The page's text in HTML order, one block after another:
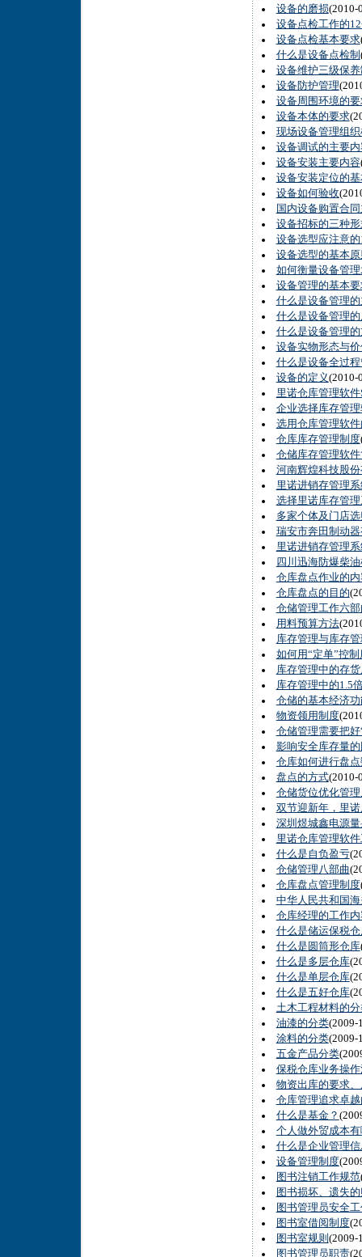
设备的磨损
设备点检工作的
设备点检基本要求
什么是设备点检制
设备维护三级保养
设备防护管理
设备周围环境的要
设备本体的要求
现场设备管理组
设备调试的主要内
设备安装主要内容
设备安装定位的
设备如何验收
国内设备购置合
设备招标的三种形
设备选型应注意
设备选型的基本原
如何衡量设备管
设备管理的基本
什么是设备管理
什么是设备管理
什么是设备管理
设备实物形态与
什么是设备全过
设备的定义
里诺仓库管理软
企业选择库存管
选用仓库管理软
仓库库存管理制度
仓储库存管理软
河南辉煌科技股
里诺进销存管理
选择里诺库存管
多家个体及门店
瑞安市奔田制动
里诺进销存管理
四川迅海防爆柴
仓库盘点作业的内
仓库盘点的目的
仓储管理工作六部
用料预算方法
库存管理与库存
如何用“定单”控
库存管理中的存
库存管理中的1.5
仓储的基本经济功
物资领用制度
仓储管理需要把好
影响安全库存量
仓库如何进行盘
盘点的方式
仓储货位优化管
双节迎新年，里
深圳煜城鑫电源
里诺仓库管理软
什么是自负盈亏
仓储管理八部曲
仓库盘点管理制度
中华人民共和国
仓库经理的工作内
什么是储运保税仓
什么是圆筒形仓库
什么是多层仓库
什么是单层仓库
什么是五好仓库
土木工程材料的分
油漆的分类
涂料的分类
五金产品分类
保税仓库业务操
物资出库的要求
仓库管理追求卓
什么是基金？
个人做外贸成本
什么是企业管理
设备管理制度
图书注销工作规范
图书损坏、遗失
图书管理员安全
图书室借阅制度
图书室规则
图书管理员职责